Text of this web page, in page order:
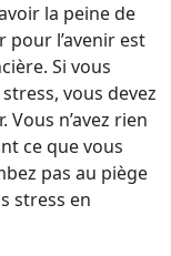
la peine de
pour l’avenir est
Si vous
vous devez
n’avez rien
ce que vous
pas au piège
stress en